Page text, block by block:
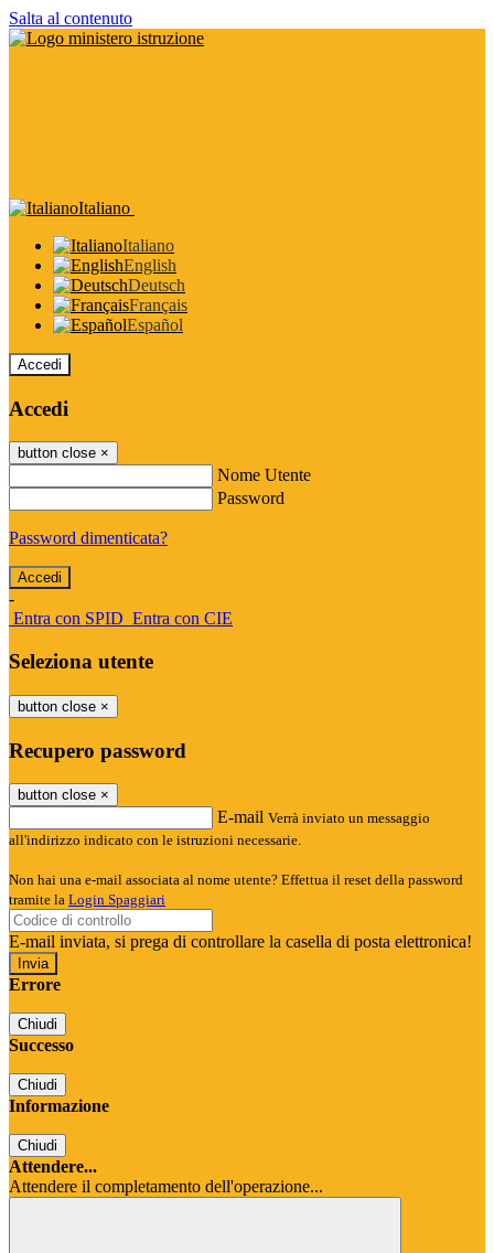
Salta al contenuto
Italiano
Italiano
English
Deutsch
Français
Español
Accedi
Accedi
button close ×
Nome Utente
Password
Password dimenticata?
-
Entra con SPID Entra con CIE
Seleziona utente
button close ×
Recupero password
button close ×
E-mail Verrà inviato un messaggio
all'indirizzo indicato con le istruzioni necessarie.
Non hai una e-mail associata al nome utente? Effettua il reset della password
tramite la Login Spaggiari
E-mail inviata, si prega di controllare la casella di posta elettronica!
Errore
Chiudi
Successo
Chiudi
Informazione
Chiudi
Attendere...
Attendere il completamento dell'operazione...